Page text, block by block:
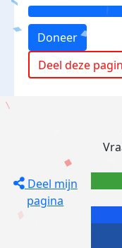
Doneer
Deel deze
Deel mijn
pagina